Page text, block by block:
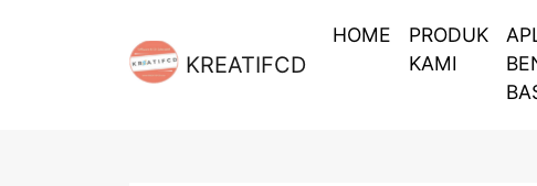
KREATIFCD
HOME
PRODUK
KAMI